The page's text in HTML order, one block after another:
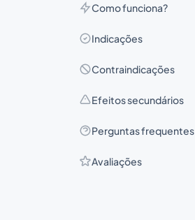
Como funciona?
Indicações
Contraindicações
Efeitos secundários
Perguntas frequentes
Avaliações